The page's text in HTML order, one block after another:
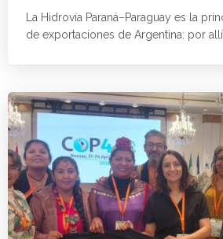
La Hidrovía Paraná–Paraguay es la
de exportaciones de Argentina: por